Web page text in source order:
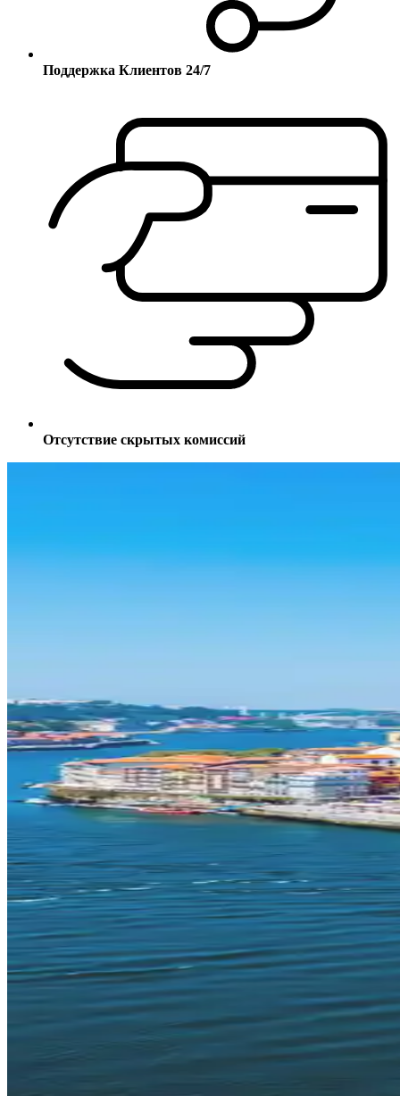
Поддержка Клиентов 24/7
Отсутствие скрытых комиссий